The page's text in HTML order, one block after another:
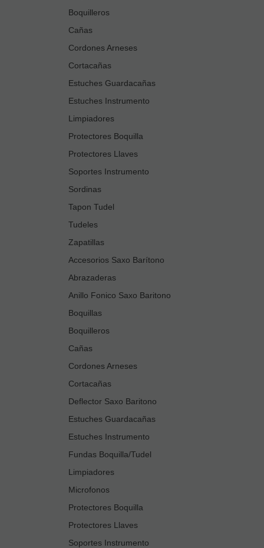
Boquilleros
Cañas
Cordones Arneses
Cortacañas
Estuches Guardacañas
Estuches Instrumento
Limpiadores
Protectores Boquilla
Protectores Llaves
Soportes Instrumento
Sordinas
Tapon Tudel
Tudeles
Zapatillas
Accesorios Saxo Barítono
Abrazaderas
Anillo Fonico Saxo Baritono
Boquillas
Boquilleros
Cañas
Cordones Arneses
Cortacañas
Deflector Saxo Baritono
Estuches Guardacañas
Estuches Instrumento
Fundas Boquilla/Tudel
Limpiadores
Microfonos
Protectores Boquilla
Protectores Llaves
Soportes Instrumento